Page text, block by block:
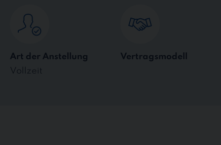
Art der Anstellung
Vollzeit
Vertragsmodell